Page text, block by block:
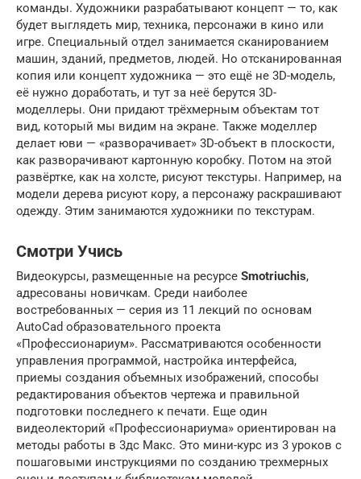
команды. Художники разрабатывают концепт — то, как
будет выглядеть мир, техника, персонажи в кино или
игре. Специальный отдел занимается сканированием
машин, зданий, предметов, людей. Но отсканированная
копия или концепт художника — это ещё не 3D-модель,
её нужно доработать, и тут за неё берутся 3D-
моделлеры. Они придают трёхмерным объектам тот
вид, который мы видим на экране. Также моделлер
делает юви — «разворачивает» 3D-объект в плоскости,
как разворачивают картонную коробку. Потом на этой
развёртке, как на холсте, рисуют текстуры. Например, на
модели дерева рисуют кору, а персонажу раскрашивают
одежду. Этим занимаются художники по текстурам.
Смотри Учись
Видеокурсы, размещенные на ресурсе Smotriuchis,
адресованы новичкам. Среди наиболее
востребованных — серия из 11 лекций по основам
AutoCad образовательного проекта
«Профессионариум». Рассматриваются особенности
управления программой, настройка интерфейса,
приемы создания объемных изображений, способы
редактирования объектов чертежа и правильной
подготовки последнего к печати. Еще один
видеолекторий «Профессионариума» ориентирован на
методы работы в 3дс Макс. Это мини-курс из 3 уроков с
пошаговыми инструкциями по созданию трехмерных